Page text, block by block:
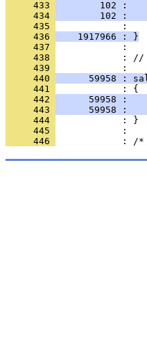
     433
102 :
     434
102 :
     435
     436
    1917966 : }
     437
     438
:
     439
     440
59958 :
     441
     442
59958 :
     443
59958 :
     444
     445
     446